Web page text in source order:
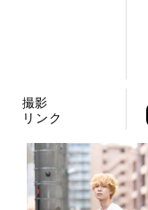
撮影
リンク